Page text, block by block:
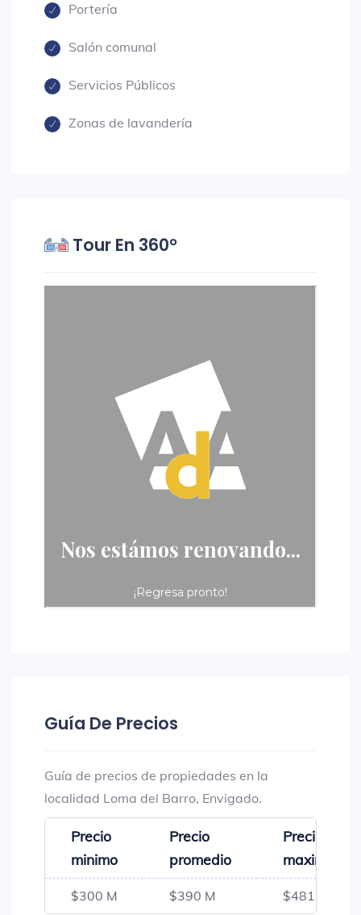
Portería
Salón comunal
Servicios Públicos
Zonas de lavandería
Tour En 360°
Guía De Precios
Guía de precios de propiedades en la
localidad Loma del Barro, Envigado.
Precio
minimo
Precio
promedio
Precio
maximo
$300 M $390 M $481 M